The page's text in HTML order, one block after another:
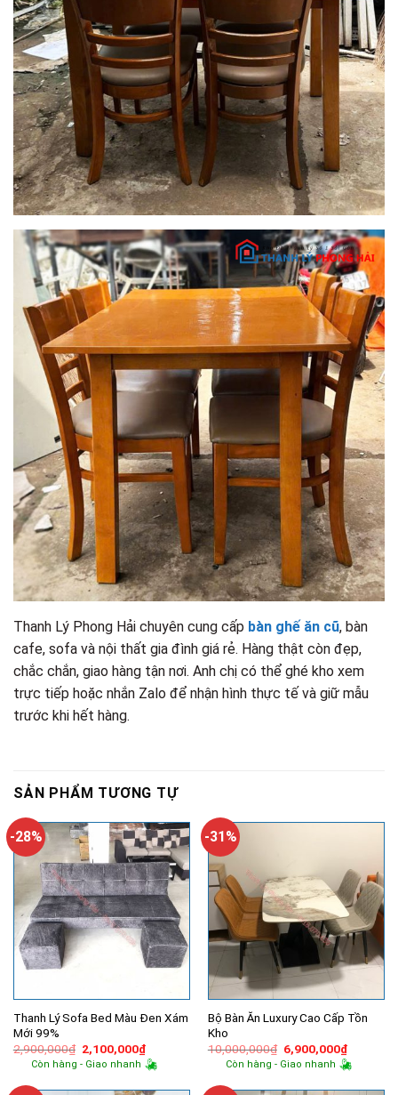
Thanh Lý Phong Hải chuyên cung cấp bàn ghế ăn cũ, bàn
cafe, sofa và nội thất gia đình giá rẻ. Hàng thật còn đẹp,
chắc chắn, giao hàng tận nơi. Anh chị có thể ghé kho xem
trực tiếp hoặc nhắn Zalo để nhận hình thực tế và giữ mẫu
trước khi hết hàng.
SẢN PHẨM TƯƠNG TỰ
-28%
Thanh Lý Sofa Bed Màu Đen Xám
Mới 99%
2,900,000₫ Giá
gốc
là:
2,100,000₫Giá
hiện
tại
Còn hàng - Giao nhanh
-31%
Bộ Bàn Ăn Luxury Cao Cấp Tồn
Kho
10,000,000₫ Giá
gốc
là:
6,900,000₫Giá
hiện
tại
Còn hàng - Giao nhanh